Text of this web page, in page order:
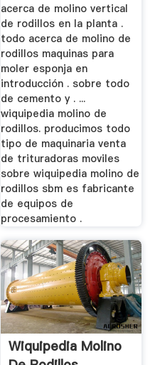
acerca de molino vertical
de rodillos en la planta .
todo acerca de molino de
rodillos maquinas para
moler esponja en
introducción . sobre todo
de cemento y . ...
wiquipedia molino de
rodillos. producimos todo
tipo de maquinaria venta
de trituradoras moviles
sobre wiquipedia molino de
rodillos sbm es fabricante
de equipos de
procesamiento .
Wiquipedia Molino